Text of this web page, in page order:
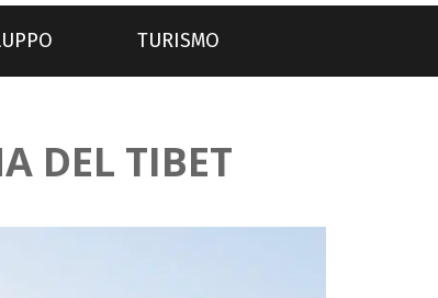
TURISMO
DEL TIBET